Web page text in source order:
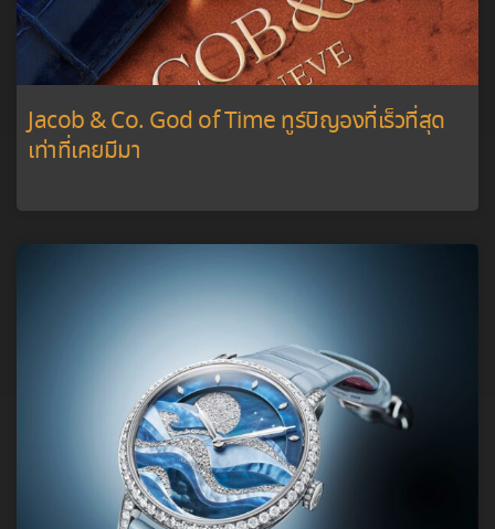
Jacob & Co. God of Time ทูร์บิญองที่เร็วที่สุด
เท่าที่เคยมีมา